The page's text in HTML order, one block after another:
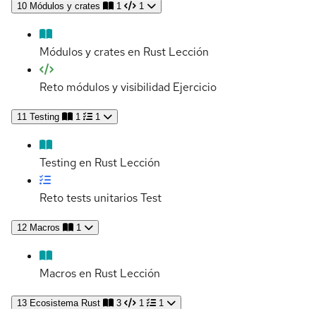
10 Módulos y crates 1 1
Módulos y crates en Rust Lección
Reto módulos y visibilidad Ejercicio
11 Testing 1 1
Testing en Rust Lección
Reto tests unitariosTest
12 Macros 1
Macros en Rust Lección
13 Ecosistema Rust 3 1 1